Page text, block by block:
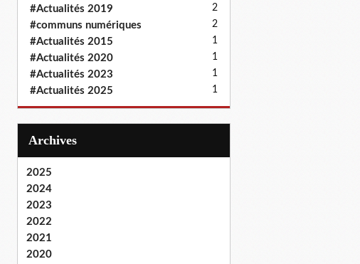
#Actualités 2019 2
#communs numériques 2
#Actualités 2015 1
#Actualités 2020 1
#Actualités 2023 1
#Actualités 2025 1
Archives
2025
2024
2023
2022
2021
2020